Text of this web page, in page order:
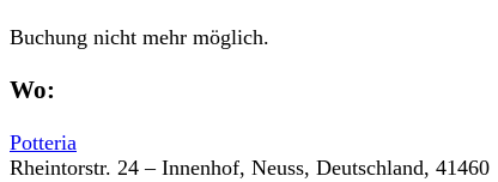
Buchung nicht mehr möglich.
Wo:
Potteria
Rheintorstr. 24 – Innenhof, Neuss, Deutschland, 41460